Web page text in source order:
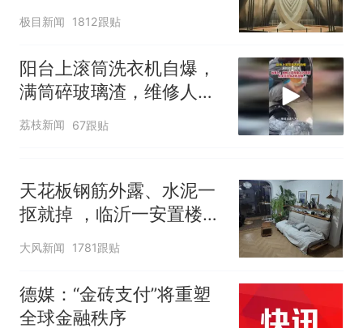
明显
极目新闻 1812跟贴
阳台上滚筒洗衣机自爆，
满筒碎玻璃渣，维修人员
称是人为原因，从未见过
洗衣机自爆
荔枝新闻 67跟贴
天花板钢筋外露、水泥一
抠就掉 ，临沂一安置楼交
房半年即被鉴定存安全隐
有居民常住
大风新闻 1781跟贴
德媒：“金砖支付”将重塑
全球金融秩序